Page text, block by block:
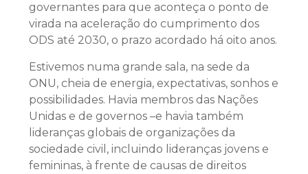
governantes para que aconteça o ponto de
virada na aceleração do cumprimento dos
ODS até 2030, o prazo acordado há oito anos.
Estivemos numa grande sala, na sede da
ONU, cheia de energia, expectativas, sonhos e
possibilidades. Havia membros das Nações
Unidas e de governos –e havia também
lideranças globais de organizações da
sociedade civil, incluindo lideranças jovens e
femininas, à frente de causas de direitos